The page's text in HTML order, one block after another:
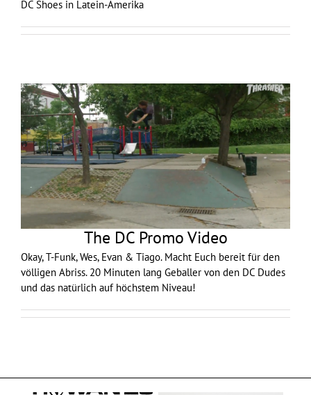
DC Shoes in Latein-Amerika
The DC Promo Video
Okay, T-Funk, Wes, Evan & Tiago. Macht Euch bereit für den
völligen Abriss. 20 Minuten lang Geballer von den DC Dudes
und das natürlich auf höchstem Niveau!